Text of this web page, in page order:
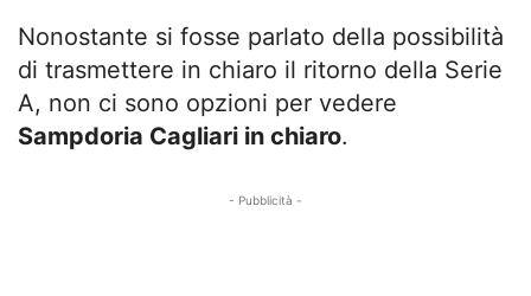
Nonostante si fosse parlato della possibilità
di trasmettere in chiaro il ritorno della Serie
A, non ci sono opzioni per vedere
Sampdoria Cagliari in chiaro.
- Pubblicità -